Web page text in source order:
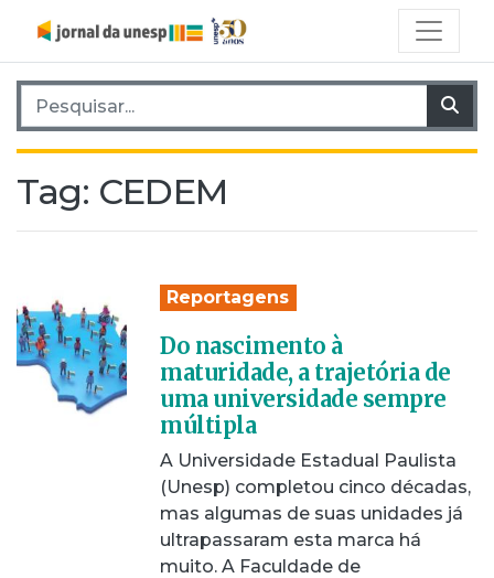
Pesquisar por:
Tag: CEDEM
Reportagens
Do nascimento à
maturidade, a trajetória de
uma universidade sempre
múltipla
A Universidade Estadual Paulista
(Unesp) completou cinco décadas,
mas algumas de suas unidades já
ultrapassaram esta marca há
muito. A Faculdade de